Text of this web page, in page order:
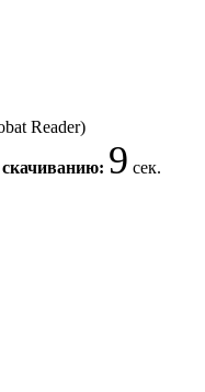
Reader)
9 сек.